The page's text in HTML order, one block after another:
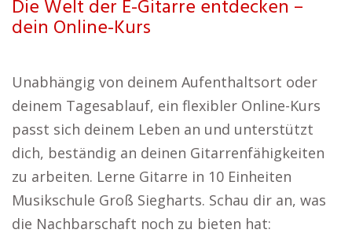
Die Welt der E-Gitarre entdecken –
dein Online-Kurs
Unabhängig von deinem Aufenthaltsort oder
deinem Tagesablauf, ein flexibler Online-Kurs
passt sich deinem Leben an und unterstützt
dich, beständig an deinen Gitarrenfähigkeiten
zu arbeiten. Lerne Gitarre in 10 Einheiten
Musikschule Groß Siegharts. Schau dir an, was
die Nachbarschaft noch zu bieten hat: